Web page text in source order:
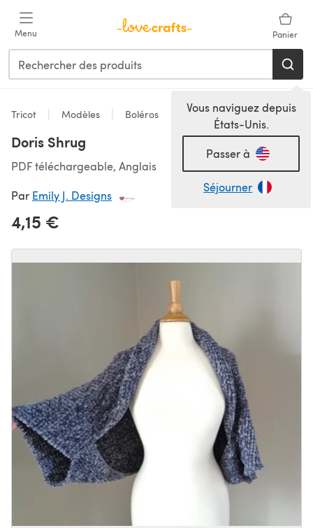
Menu Panier
Vous naviguez depuis
États-Unis.
Passer à
Séjourner
Tricot Modèles Boléros
Doris Shrug
PDF téléchargeable, Anglais
Par Emily J. Designs
4,15 €